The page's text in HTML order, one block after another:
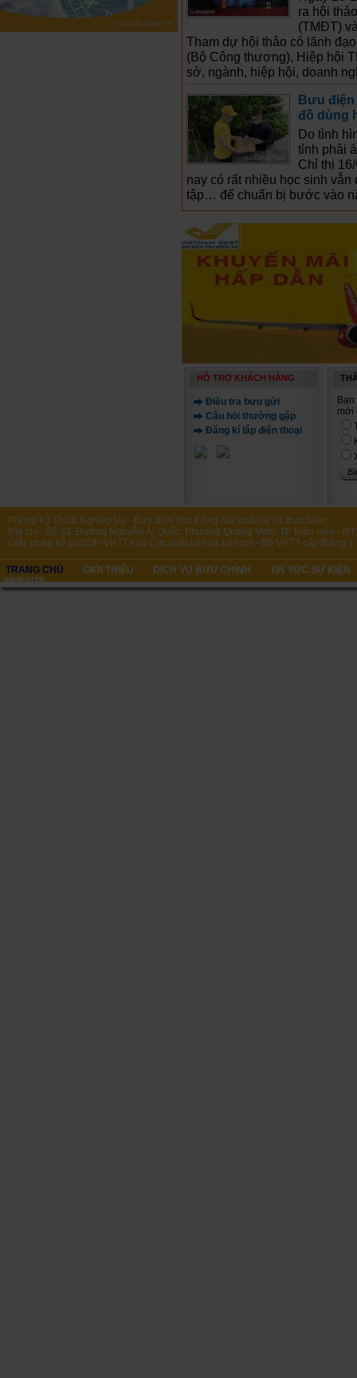
ra hội
(TMĐT)
Tham dự hội thảo có lãnh
(Bộ Công thương), Hiệp hội
sở, ngành, hiệp hội, doanh
Bưu điện
đồ dùng
Do tình
tỉnh phải
Chỉ thị
nay có rất nhiều học sinh
tập… để chuẩn bị bước vào
HỖ TRỢ KHÁCH HÀNG
Điều tra bưu gửi
Câu hỏi thường gặp
Đăng kí lắp điện thoại
mới
Phòng Kỹ Thuật Nghiệp Vụ - Bưu điện tỉnh Đồng Nai quản lý và thực hiện
Địa chỉ : Số 33, Đường Nguyễn Ái Quốc, Phường Quang Vinh, TP Biên Hòa -
Giấy phép số 100/GP-VHTT của Cục xuất bản và báo chí - Bộ VHTT cấp tháng 7
TRANG CHỦ GIỚI THIỆU DỊCH VỤ BƯU CHÍNH
TIN TỨC SỰ KIỆN
WEBSITE